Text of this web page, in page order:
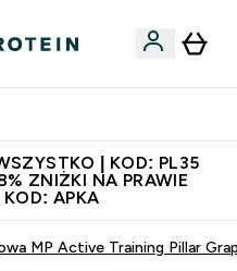
| KOD: PL35
ZNIŻKI NA PRAWIE
APKA
MP Active Training Pillar